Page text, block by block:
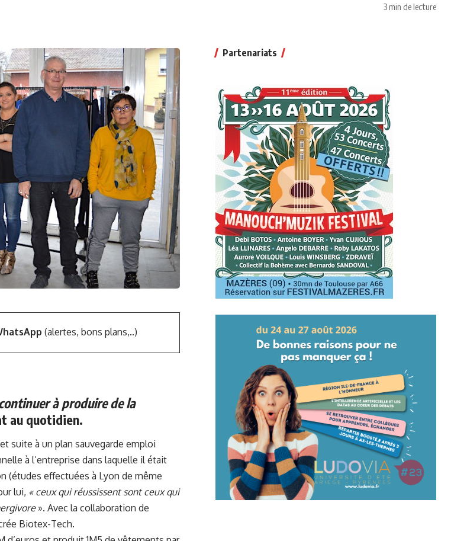
3 min de lecture
(alertes, bons plans,..)
à produire de la
au quotidien.
suite à un plan sauvegarde emploi
à l’entreprise dans laquelle il était
(études effectuées à Lyon de même
lui, « ceux qui réussissent sont ceux qui
». Avec la collaboration de
Biotex-Tech.
Partenariats